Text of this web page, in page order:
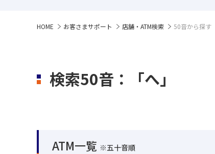
HOME お客さまサポート 店舗・ATM検索 50音から探す
検索50音：「へ」
ATM一覧 ※五十音順